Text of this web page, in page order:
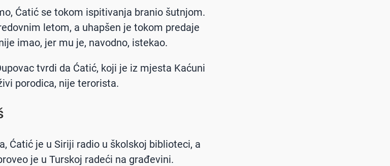
Ćatić se tokom ispitivanja branio šutnjom.
letom, a uhapšen je tokom predaje
imao, jer mu je, navodno, istekao.
tvrdi da Ćatić, koji je iz mjesta Kaćuni
porodica, nije terorista.
Ćatić je u Siriji radio u školskoj biblioteci, a
je u Turskoj radeći na građevini.